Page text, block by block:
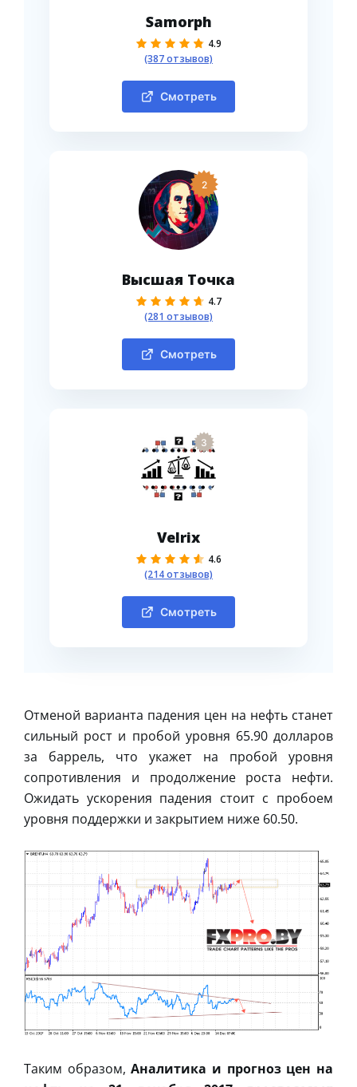
Samorph
4.9
(387 отзывов)
Смотреть
2
Высшая Точка
4.7
(281 отзывов)
Смотреть
3
Velrix
4.6
(214 отзывов)
Смотреть
Отменой варианта падения цен на нефть станет
сильный рост и пробой уровня 65.90 долларов
за баррель, что укажет на пробой уровня
сопротивления и продолжение роста нефти.
Ожидать ускорения падения стоит с пробоем
уровня поддержки и закрытием ниже 60.50.
Таким образом,Аналитика и прогноз цен на